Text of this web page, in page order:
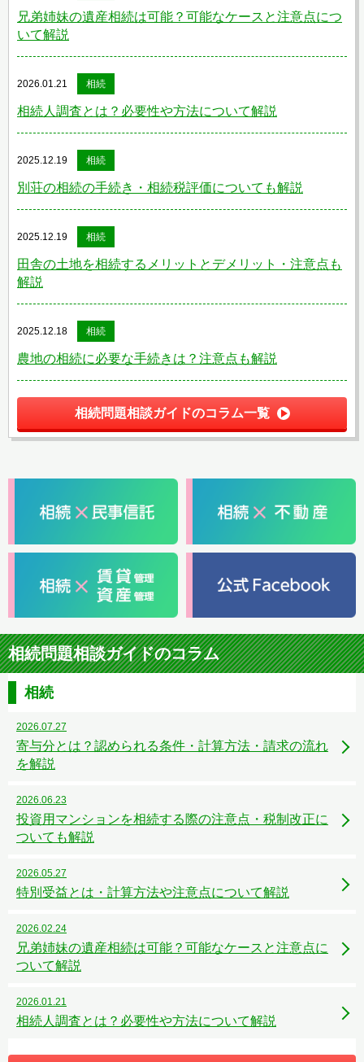
兄弟姉妹の遺産相続は可能？可能なケースと注意点につ
いて解説
2026.01.21 相続
相続人調査とは？必要性や方法について解説
2025.12.19 相続
別荘の相続の手続き・相続税評価についても解説
2025.12.19 相続
田舎の土地を相続するメリットとデメリット・注意点も
解説
2025.12.18 相続
農地の相続に必要な手続きは？注意点も解説
相続問題相談ガイドのコラム一覧
相続問題相談ガイドのコラム
相続
2026.07.27
寄与分とは？認められる条件・計算方法・請求の流れ
を解説
2026.06.23
投資用マンションを相続する際の注意点・税制改正に
ついても解説
2026.05.27
特別受益とは・計算方法や注意点について解説
2026.02.24
兄弟姉妹の遺産相続は可能？可能なケースと注意点に
ついて解説
2026.01.21
相続人調査とは？必要性や方法について解説